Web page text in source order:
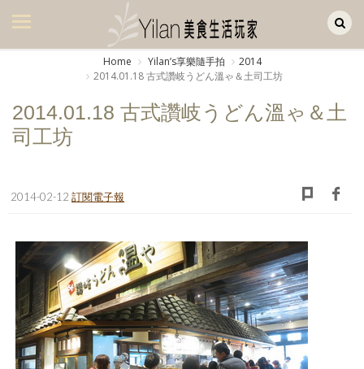
美食集
廚房集
旅遊集
書房集
日記簿
餐桌週記
享樂隨手拍
Home Yilanʼs享樂隨手拍
2014
2014.01.18 古式讚岐うどん溫ゃ＆土司工坊
2014.01.18 古式讚岐うどん溫ゃ＆土
司工坊
2014-02-12 訂閱電子報